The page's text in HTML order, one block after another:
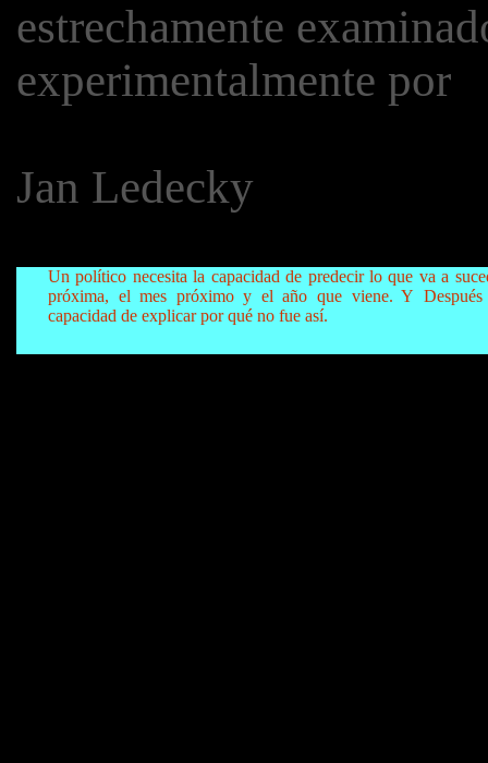
estrechamente
experimentalmente por
Jan Ledecky
Un político necesita la capacidad de predecir lo que va a
próxima, el mes próximo y el año que viene. Y
capacidad de explicar por qué no fue así.